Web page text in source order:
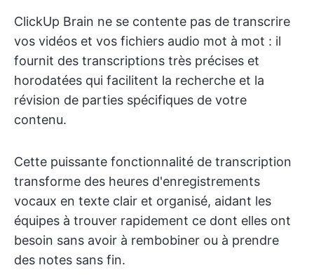
ClickUp Brain ne se contente pas de transcrire
vos vidéos et vos fichiers audio mot à mot : il
fournit des transcriptions très précises et
horodatées qui facilitent la recherche et la
révision de parties spécifiques de votre
contenu.
Cette puissante fonctionnalité de transcription
transforme des heures d'enregistrements
vocaux en texte clair et organisé, aidant les
équipes à trouver rapidement ce dont elles ont
besoin sans avoir à rembobiner ou à prendre
des notes sans fin.